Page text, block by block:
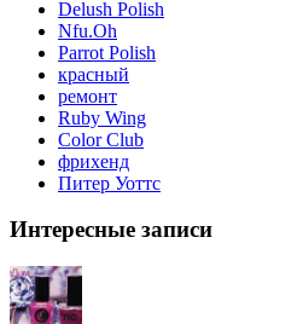
Delush Polish
Nfu.Oh
Parrot Polish
красный
ремонт
Ruby Wing
Color Club
фрихенд
Питер Уоттс
Интересные записи